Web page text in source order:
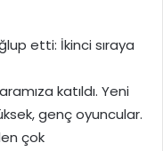
etti: İkinci sıraya
katıldı. Yeni
genç oyuncular.
çok